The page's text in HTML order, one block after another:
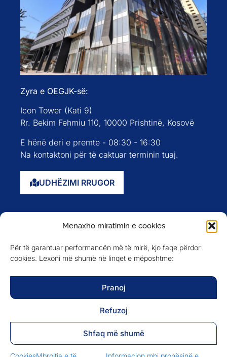
Menaxho miratimin e cookies
Për të garantuar performancën më të mirë, kjo faqe përdor
cookies. Lexoni më shumë në linqet e mëposhtme:
Pranoj
Refuzoj
Shfaq më shumë
Zyra e OEGJK-së:
Icon Tower (Kati 9)
Rr. Bekim Fehmiu 110, 10000 Prishtinë, Kosovë
E hënë deri e premte - 08:30 - 16:30
Na kontaktoni për të caktuar terminin tuaj.
UDHËZIMI RRUGOR
Evente
Anëtarët
Newsletter